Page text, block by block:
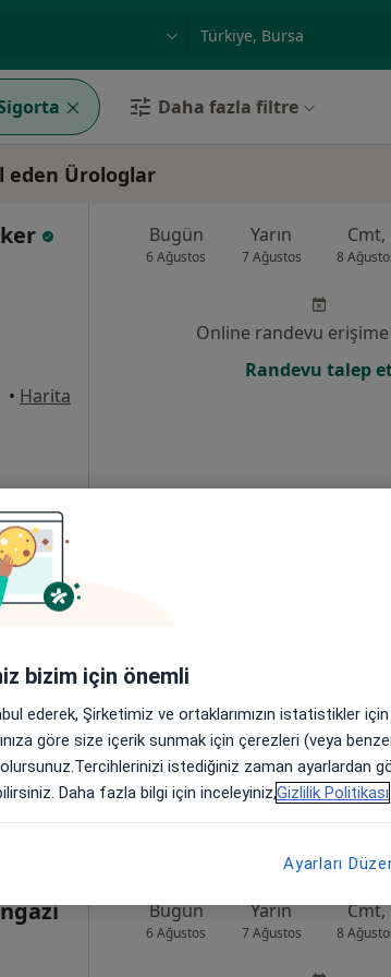
ilgi alanı ve hastalık, isim
Daha fazla filtre
eden Ürologlar
• Harita
Bugün
6 Ağustos
Yarın
7 Ağustos
Cmt,
8
Online randevu erişime
Randevu talep
• Harita
Randevu talep et
Bugün
6 Ağustos
Yarın
7 Ağustos
Cmt,
8
bizim için önemli
ederek, Şirketimiz ve ortaklarımızın istatistikler
göre size içerik sunmak için çerezleri (veya
istediğiniz zaman ayarlardan
Daha fazla bilgi için inceleyiniz,Gizlilik Politikası
Ayarları